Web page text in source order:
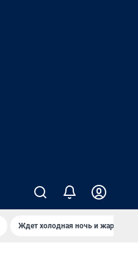
Ждет холодная ночь и жаркий